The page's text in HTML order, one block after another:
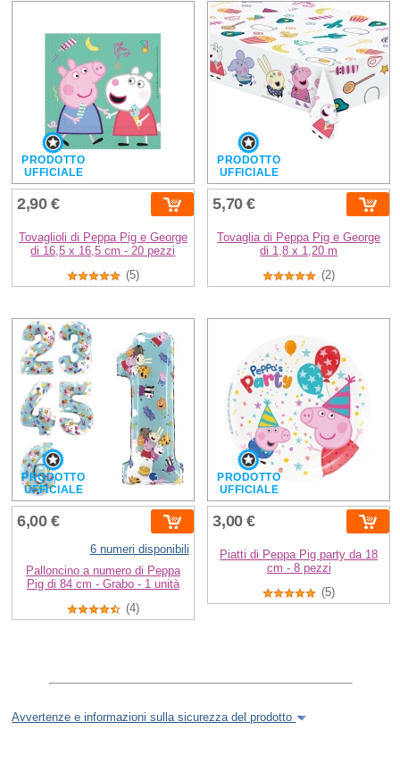
PRODOTTO
UFFICIALE
2,90 €
Tovaglioli di Peppa Pig e George
di 16,5 x 16,5 cm - 20 pezzi
(5)
PRODOTTO
UFFICIALE
5,70 €
Tovaglia di Peppa Pig e George
di 1,8 x 1,20 m
(2)
PRODOTTO
UFFICIALE
6,00 €
6 numeri disponibili
Palloncino a numero di Peppa
Pig di 84 cm - Grabo - 1 unità
(4)
PRODOTTO
UFFICIALE
3,00 €
Piatti di Peppa Pig party da 18
cm - 8 pezzi
(5)
Avvertenze e informazioni sulla sicurezza del prodotto